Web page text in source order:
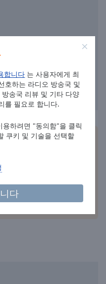
합니다 는 사용자에게 최
호하는 라디오 방송국 및
송국 리뷰 및 기타 다양
를 필요로 합니다.
하려면 "동의함"을 클릭
쿠키 및 기술을 선택할
다
리케이션를 스마트폰에
는 라디오 방송을 온라
션